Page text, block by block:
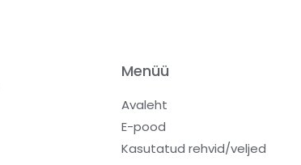
Menüü
Avaleht
E-pood
Kasutatud rehvid/veljed